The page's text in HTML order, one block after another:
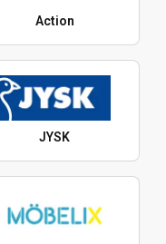
Action
JYSK